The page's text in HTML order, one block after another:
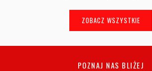
ZOBACZ WSZYSTKIE
POZNAJ NAS BLIŻEJ